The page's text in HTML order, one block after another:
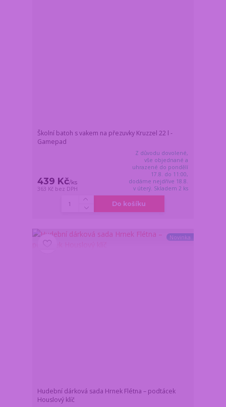
Školní batoh s vakem na přezuvky Kruzzel 22 l -
Gamepad
439 Kč/ks
363 Kč bez DPH
Z důvodu dovolené,
vše objednané a
uhrazené do pondělí
17.8. do 11:00,
dodáme nejdříve 18.8.
v úterý. Skladem 2 ks
Do košíku
Novinka
Hudební dárková sada Hrnek Flétna – podtácek
Houslový klíč